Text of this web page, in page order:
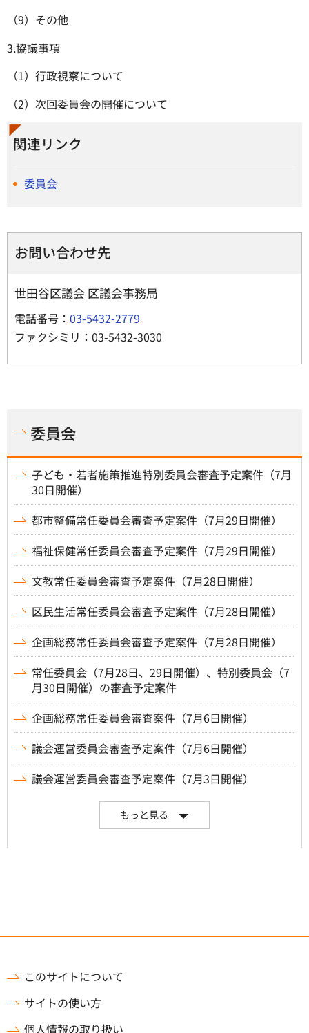
（9）その他
3.協議事項
（1）行政視察について
（2）次回委員会の開催について
関連リンク
委員会
お問い合わせ先
世田谷区議会 区議会事務局
電話番号： 03-5432-2779
ファクシミリ：03-5432-3030
委員会
子ども・若者施策推進特別委員会審査予定案件（7月
30日開催）
都市整備常任委員会審査予定案件（7月29日開催）
福祉保健常任委員会審査予定案件（7月29日開催）
文教常任委員会審査予定案件（7月28日開催）
区民生活常任委員会審査予定案件（7月28日開催）
企画総務常任委員会審査予定案件（7月28日開催）
常任委員会（7月28日、29日開催）、特別委員会（7
月30日開催）の審査予定案件
企画総務常任委員会審査案件（7月6日開催）
議会運営委員会審査予定案件（7月6日開催）
議会運営委員会審査予定案件（7月3日開催）
もっと見る
このサイトについて
サイトの使い方
個人情報の取り扱い